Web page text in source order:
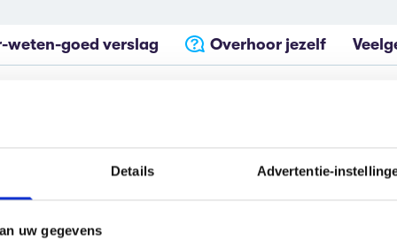
Details Advertentie-
uw gegevens
weten-goed verslag Overhoor jezelf
verslag
de boekenredactie van Scholieren.com, die